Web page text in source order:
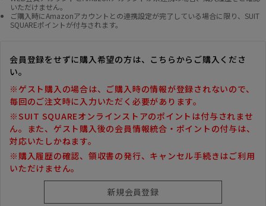
いただけません。
ご購入時にAmazonアカウントとの連携設定が完了している場合に限り、SUIT
SQUAREポイントが付与されます。
会員登録をせずに購入希望の方は、こちらからご購入くださ
い。
※ゲスト購入の場合は、ご購入時の情報が登録されないので、
毎回のご注文時に入力いただく必要があります。
※SUIT SQUAREオンラインストアのポイントは付与されませ
ん。また、ゲスト購入後の会員情報統合・ポイントの付与は、
対応いたしかねます。
※購入履歴の確認、領収書の発行、キャンセル手続きはご利用
いただけません。